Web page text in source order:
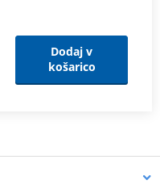
Dodaj v
košarico